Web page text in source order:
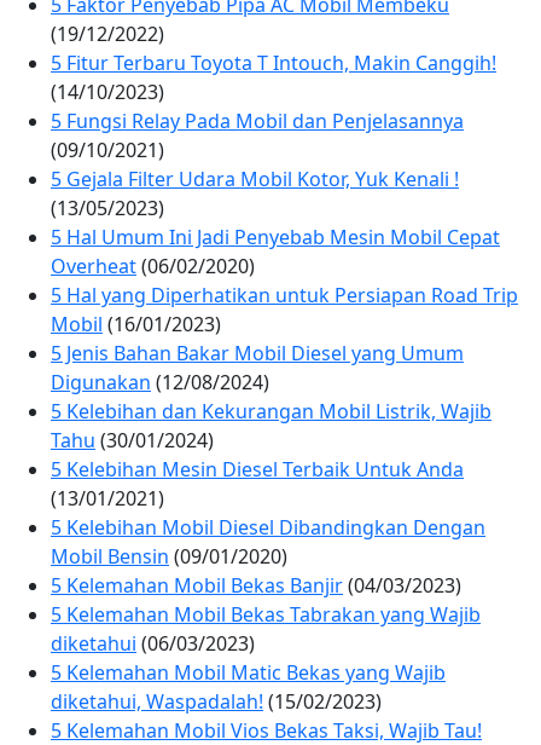
(19/12/2022)
5 Fitur Terbaru Toyota T Intouch, Makin Canggih!
(14/10/2023)
5 Fungsi Relay Pada Mobil dan Penjelasannya
(09/10/2021)
5 Gejala Filter Udara Mobil Kotor, Yuk Kenali !
(13/05/2023)
5 Hal Umum Ini Jadi Penyebab Mesin Mobil Cepat
Overheat(06/02/2020)
5 Hal yang Diperhatikan untuk Persiapan Road Trip
Mobil (16/01/2023)
5 Jenis Bahan Bakar Mobil Diesel yang Umum
Digunakan (12/08/2024)
5 Kelebihan dan Kekurangan Mobil Listrik, Wajib
Tahu (30/01/2024)
5 Kelebihan Mesin Diesel Terbaik Untuk Anda
(13/01/2021)
5 Kelebihan Mobil Diesel Dibandingkan Dengan
Mobil Bensin (09/01/2020)
5 Kelemahan Mobil Bekas Banjir(04/03/2023)
5 Kelemahan Mobil Bekas Tabrakan yang Wajib
diketahui (06/03/2023)
5 Kelemahan Mobil Matic Bekas yang Wajib
diketahui, Waspadalah! (15/02/2023)
5 Kelemahan Mobil Vios Bekas Taksi, Wajib Tau!